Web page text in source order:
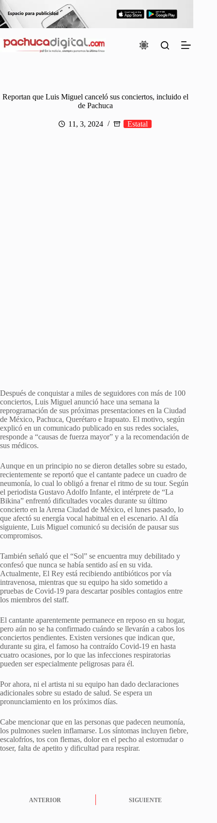
Saltar
al
contenido
Reportan que Luis Miguel canceló sus conciertos, incluido el
de Pachuca
11, 3, 2024 Estatal
Después de conquistar a miles de seguidores con más de 100
conciertos, Luis Miguel anunció hace una semana la
reprogramación de sus próximas presentaciones en la Ciudad
de México, Pachuca, Querétaro e Irapuato. El motivo, según
explicó en un comunicado publicado en sus redes sociales,
responde a “causas de fuerza mayor” y a la recomendación de
sus médicos.
Aunque en un principio no se dieron detalles sobre su estado,
recientemente se reportó que el cantante padece un cuadro de
neumonía, lo cual lo obligó a frenar el ritmo de su tour. Según
el periodista Gustavo Adolfo Infante, el intérprete de “La
Bikina” enfrentó dificultades vocales durante su último
concierto en la Arena Ciudad de México, el lunes pasado, lo
que afectó su energía vocal habitual en el escenario. Al día
siguiente, Luis Miguel comunicó su decisión de pausar sus
compromisos.
También señaló que el “Sol” se encuentra muy debilitado y
confesó que nunca se había sentido así en su vida.
Actualmente, El Rey está recibiendo antibióticos por vía
intravenosa, mientras que su equipo ha sido sometido a
pruebas de Covid-19 para descartar posibles contagios entre
los miembros del staff.
El cantante aparentemente permanece en reposo en su hogar,
pero aún no se ha confirmado cuándo se llevarán a cabos los
conciertos pendientes. Existen versiones que indican que,
durante su gira, el famoso ha contraído Covid-19 en hasta
cuatro ocasiones, por lo que las infecciones respiratorias
pueden ser especialmente peligrosas para él.
Por ahora, ni el artista ni su equipo han dado declaraciones
adicionales sobre su estado de salud. Se espera un
pronunciamiento en los próximos días.
Cabe mencionar que en las personas que padecen neumonía,
los pulmones suelen inflamarse. Los síntomas incluyen fiebre,
escalofríos, tos con flemas, dolor en el pecho al estornudar o
toser, falta de apetito y dificultad para respirar.
ANTERIOR SIGUIENTE